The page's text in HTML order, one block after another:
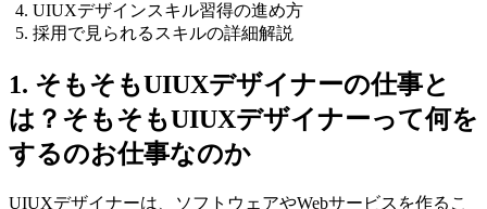
UIUXデザインスキル習得の進め方
採用で見られるスキルの詳細解説
1. そもそもUIUXデザイナーの仕事と
は？そもそもUIUXデザイナーって何を
するのお仕事なのか
UIUXデザイナーは、ソフトウェアやWebサービスを作るこ